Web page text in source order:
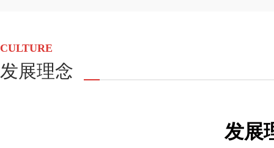
CULTURE
发展理念
发展